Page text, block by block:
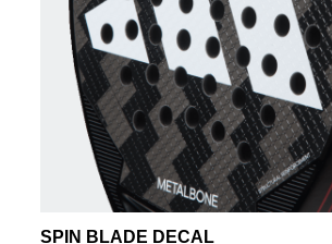
SPIN BLADE DECAL